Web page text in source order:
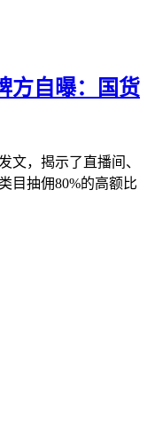
方自曝：国货
文，揭示了直播间、
目抽佣80%的高额比